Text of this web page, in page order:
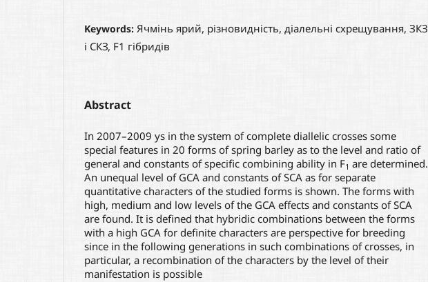
Keywords: Ячмінь ярий, різновидність, діалельні схрещування, ЗКЗ
і СКЗ, F1 гібридів
Abstract
In 2007–2009 ys in the system of complete diallelic crosses some
special features in 20 forms of spring barley as to the level and ratio of
general and constants of specific combining ability in F1 are determined.
An unequal level of GCA and constants of SCA as for separate
quantitative characters of the studied forms is shown. The forms with
high, medium and low levels of the GCA effects and constants of SCA
are found. It is defined that hybridic combinations between the forms
with a high GCA for definite characters are perspective for breeding
since in the following generations in such combinations of crosses, in
particular, a recombination of the characters by the level of their
manifestation is possible